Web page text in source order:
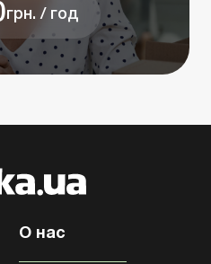
грн. / год
О нас